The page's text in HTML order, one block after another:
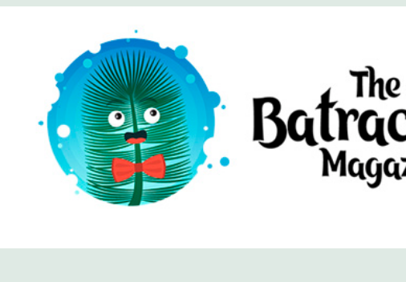
Magazine
журнал Батрахоспермум (официальный сайт)